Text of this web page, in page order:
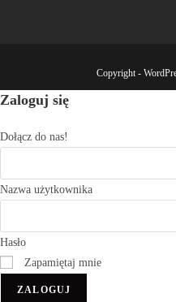
Copyright -
Zaloguj się
Dołącz do nas!
Nazwa użytkownika
Hasło
Zapamiętaj mnie
ZALOGUJ